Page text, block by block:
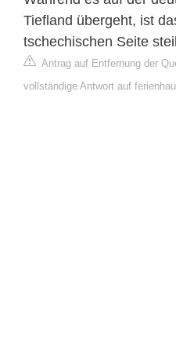
Tiefland übergeht, ist
tschechischen Seite
Antrag auf Entfernung der
vollständige Antwort auf